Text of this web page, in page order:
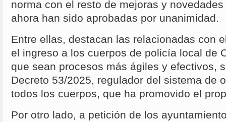
norma con el resto de mejoras y
ahora han sido aprobadas por unanimidad.
Entre ellas, destacan las relacionadas con
el ingreso a los cuerpos de policía local de
que sean procesos más ágiles y efectivos,
Decreto 53/2025, regulador del sistema de
todos los cuerpos, que ha promovido el
Por otro lado, a petición de los